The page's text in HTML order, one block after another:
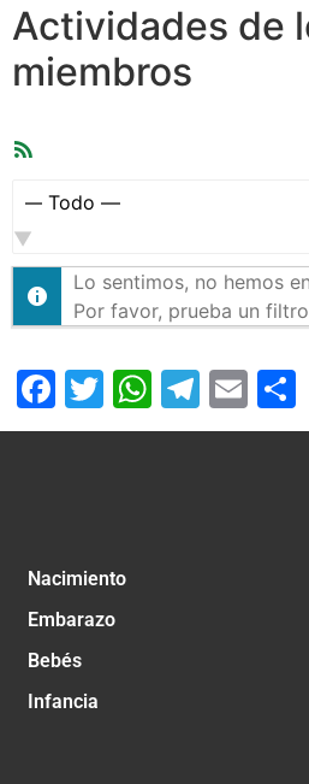
Actividades de
miembros
Mostrar:
Lo sentimos, no hemos
Por favor, prueba un
Facebook
Twitter
Nacimiento
Embarazo
Bebés
Infancia